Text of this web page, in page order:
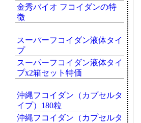
金秀バイオ フコイダンの特
徴
スーパーフコイダン液体タイ
プ
スーパーフコイダン液体タイ
プx2箱セット特価
沖縄フコイダン（カプセルタ
イプ）180粒
沖縄フコイダン（カプセルタ